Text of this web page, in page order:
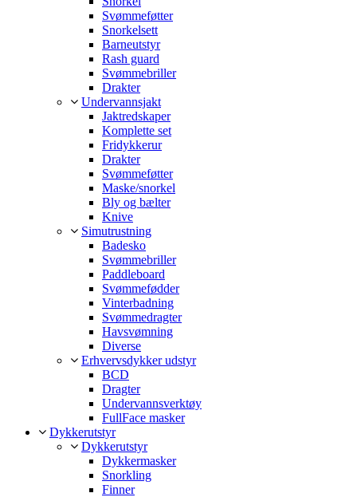
Svømmeføtter
Snorkelsett
Barneutstyr
Rash guard
Svømmebriller
Drakter
Undervannsjakt
Jaktredskaper
Komplette set
Fridykkerur
Drakter
Svømmeføtter
Maske/snorkel
Bly og bælter
Knive
Simutrustning
Badesko
Svømmebriller
Paddleboard
Svømmefødder
Vinterbadning
Svømmedragter
Havsvømning
Diverse
Erhvervsdykker udstyr
BCD
Dragter
Undervannsverktøy
FullFace masker
Dykkerutstyr
Dykkerutstyr
Dykkermasker
Snorkling
Finner